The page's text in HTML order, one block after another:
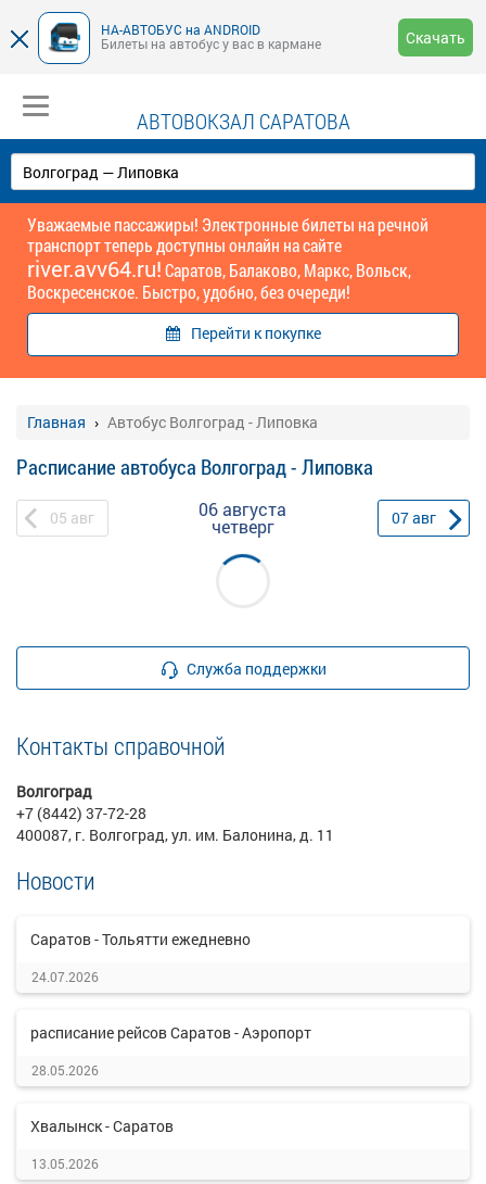
НА-АВТОБУС на ANDROID
Билеты на автобус у вас в кармане
Скачать
АВТОВОКЗАЛ САРАТОВА
Уважаемые пассажиры! Электронные билеты на речной
транспорт теперь доступны онлайн на сайте
river.avv64.ru!Саратов, Балаково, Маркс, Вольск,
Воскресенское. Быстро, удобно, без очереди!
Перейти к покупке
Главная Автобус Волгоград - Липовка
Расписание автобуса Волгоград - Липовка
05 авг 06 августа
четверг 07авг
Служба поддержки
Контакты справочной
Волгоград
+7 (8442) 37-72-28
400087, г. Волгоград, ул. им. Балонина, д. 11
Новости
Саратов - Тольятти ежедневно
24.07.2026
расписание рейсов Саратов - Аэропорт
28.05.2026
Хвалынск - Саратов
13.05.2026